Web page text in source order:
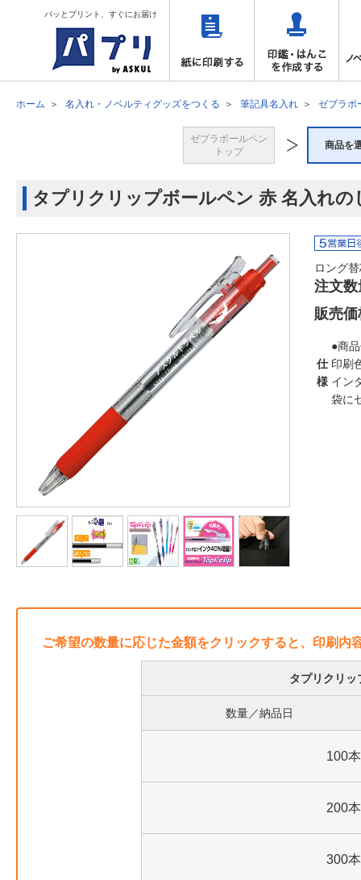
パッとプリント、すぐにお届け
ホーム 名入れ・ノベルティグッズをつくる 筆記具名入れ ゼブラボ
ゼブラボールペン
トップ
商品を
タプリクリップボールペン 赤 名入れの
ロング
注文数
販売価
仕
様
●商
印刷
イン
袋に
ご希望の数量に応じた金額をクリックすると、印刷内
タプリクリ
数量／納品日
100本
200本
300本